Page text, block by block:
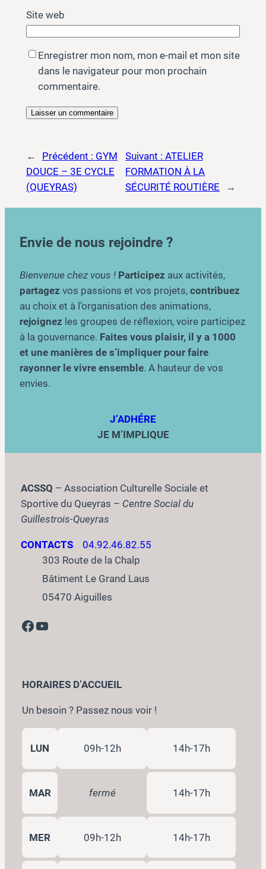
Site web
Enregistrer mon nom, mon e-mail et mon site
dans le navigateur pour mon prochain
commentaire.
← Précédent : GYM
DOUCE – 3E CYCLE
(QUEYRAS)
Suivant : ATELIER
FORMATION À LA
SÉCURITÉ ROUTIÈRE
→
Envie de nous rejoindre ?
Bienvenue chez vous ! Participez aux activités,
partagez vos passions et vos projets, contribuez
au choix et à l’organisation des animations,
rejoignez les groupes de réflexion, voire participez
à la gouvernance. Faites vous plaisir, il y a 1000
et une manières de s’impliquer pour faire
rayonner le vivre ensemble. A hauteur de vos
envies.
J’ADHÉRE
JE M’IMPLIQUE
ACSSQ – Association Culturelle Sociale et
Sportive du Queyras – Centre Social du
Guillestrois-Queyras
CONTACTS
04.92.46.82.55
303 Route de la Chalp
Bâtiment Le Grand Laus
05470 Aiguilles
Facebook YouTube
HORAIRES D’ACCUEIL
Un besoin ? Passez nous voir !
LUN 09h-12h 14h-17h
MAR fermé 14h-17h
MER 09h-12h 14h-17h